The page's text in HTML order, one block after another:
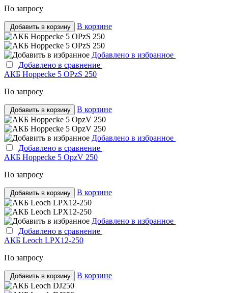
По запросу
Добавить в корзину В корзине
Добавлено в избранное
Добавлено в сравнение
АКБ Hoppecke 5 OPzS 250
По запросу
Добавить в корзину В корзине
Добавлено в избранное
Добавлено в сравнение
АКБ Hoppecke 5 OpzV 250
По запросу
Добавить в корзину В корзине
Добавлено в избранное
Добавлено в сравнение
АКБ Leoch LPX12-250
По запросу
Добавить в корзину В корзине